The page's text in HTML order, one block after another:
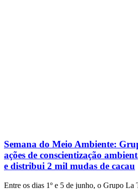
Semana do Meio Ambiente:
ações de conscientização
e distribui 2 mil mudas de cacau
Entre os dias 1º e 5 de junho, o Grupo La